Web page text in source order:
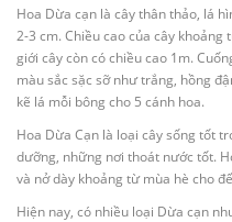
Hoa Dừa cạn là cây thân thảo, lá
2-3 cm. Chiều cao của cây
giới cây còn có chiều cao 1m.
màu sắc sặc sỡ như trắng, hồng
kẽ lá mỗi bông cho 5 cánh hoa.
Hoa Dừa Cạn là loại cây sống tốt
dưỡng, những nơi thoát nước tốt.
và nở dày khoảng từ mùa hè cho
Hiện nay, có nhiều loại Dừa cạn